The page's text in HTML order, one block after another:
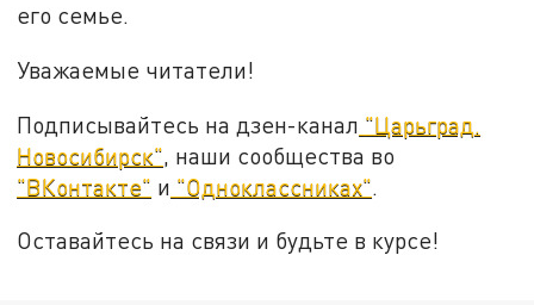
его семье.
Уважаемые читатели!
Подписывайтесь на дзен-канал "Царьград.
Новосибирск" , наши сообщества во
"ВКонтакте" и "Одноклассниках"
Оставайтесь на связи и будьте в курсе!